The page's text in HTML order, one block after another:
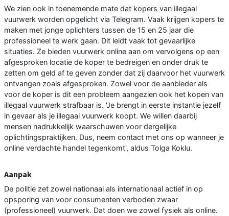
We zien ook in toenemende mate dat kopers van illegaal
vuurwerk worden opgelicht via Telegram. Vaak krijgen kopers te
maken met jonge oplichters tussen de 15 en 25 jaar die
professioneel te werk gaan. Dit leidt vaak tot gevaarlijke
situaties. Ze bieden vuurwerk online aan om vervolgens op een
afgesproken locatie de koper te bedreigen en onder druk te
zetten om geld af te geven zonder dat zij daarvoor het vuurwerk
ontvangen zoals afgesproken. Zowel voor de aanbieder als
voor de koper is dit een probleem aangezien ook het kopen van
illegaal vuurwerk strafbaar is. 'Je brengt in eerste instantie jezelf
in gevaar als je illegaal vuurwerk koopt. We willen daarbij
mensen nadrukkelijk waarschuwen voor dergelijke
oplichtingspraktijken. Dus, neem contact met ons op wanneer je
online verdachte handel tegenkomt', aldus Tolga Koklu.
Aanpak
De politie zet zowel nationaal als internationaal actief in op
opsporing van voor consumenten verboden zwaar
(professioneel) vuurwerk. Dat doen we zowel fysiek als online.